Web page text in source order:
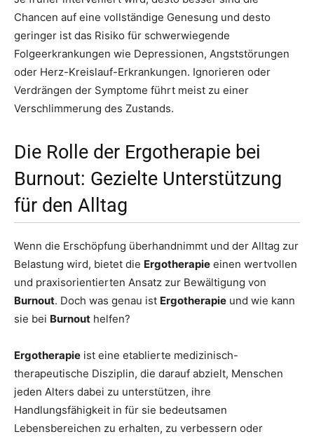
Chancen auf eine vollständige Genesung und desto
geringer ist das Risiko für schwerwiegende
Folgeerkrankungen wie Depressionen, Angststörungen
oder Herz-Kreislauf-Erkrankungen. Ignorieren oder
Verdrängen der Symptome führt meist zu einer
Verschlimmerung des Zustands.
Die Rolle der Ergotherapie bei
Burnout: Gezielte Unterstützung
für den Alltag
Wenn die Erschöpfung überhandnimmt und der Alltag zur
Belastung wird, bietet die Ergotherapie einen wertvollen
und praxisorientierten Ansatz zur Bewältigung von
Burnout. Doch was genau ist Ergotherapie und wie kann
sie bei Burnout helfen?
Ergotherapie ist eine etablierte medizinisch-
therapeutische Disziplin, die darauf abzielt, Menschen
jeden Alters dabei zu unterstützen, ihre
Handlungsfähigkeit in für sie bedeutsamen
Lebensbereichen zu erhalten, zu verbessern oder